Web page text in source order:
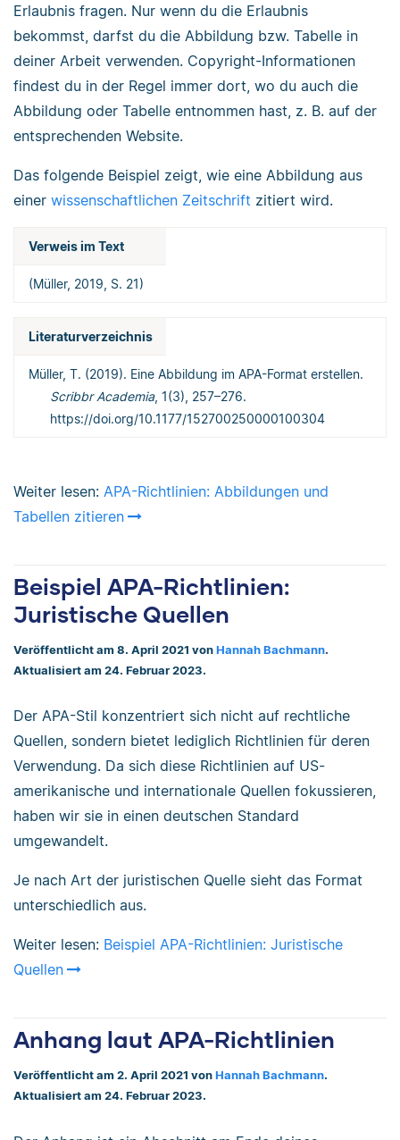
Erlaubnis fragen. Nur wenn du die Erlaubnis
bekommst, darfst du die Abbildung bzw. Tabelle in
deiner Arbeit verwenden. Copyright-Informationen
findest du in der Regel immer dort, wo du auch die
Abbildung oder Tabelle entnommen hast, z. B. auf der
entsprechenden Website.
Das folgende Beispiel zeigt, wie eine Abbildung aus
einer wissenschaftlichen Zeitschrift zitiert wird.
Verweis im Text
(Müller, 2019, S. 21)
Literaturverzeichnis
Müller, T. (2019). Eine Abbildung im APA-Format erstellen.
Scribbr Academia, 1(3), 257–276.
https://doi.org/10.1177/152700250000100304
Weiter lesen: APA-Richtlinien: Abbildungen und
Tabellen zitieren
Beispiel APA-Richtlinien:
Juristische Quellen
Veröffentlicht am 8. April 2021 von Hannah Bachmann.
Aktualisiert am 24. Februar 2023.
Der APA-Stil konzentriert sich nicht auf rechtliche
Quellen, sondern bietet lediglich Richtlinien für deren
Verwendung. Da sich diese Richtlinien auf US-
amerikanische und internationale Quellen fokussieren,
haben wir sie in einen deutschen Standard
umgewandelt.
Je nach Art der juristischen Quelle sieht das Format
unterschiedlich aus.
Weiter lesen: Beispiel APA-Richtlinien: Juristische
Quellen
Anhang laut APA-Richtlinien
Veröffentlicht am 2. April 2021 von Hannah Bachmann.
Aktualisiert am 24. Februar 2023.